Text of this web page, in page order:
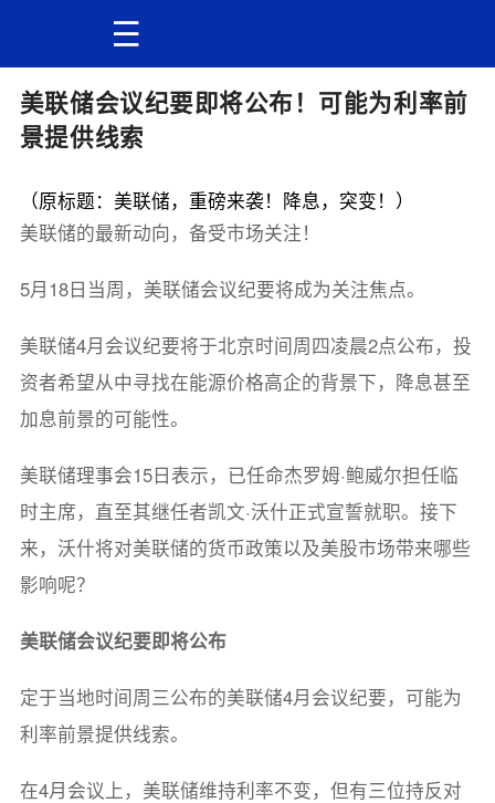
美联储会议纪要即将公布！可能为利率前
景提供线索
（原标题：美联储，重磅来袭！降息，突变！）
美联储的最新动向，备受市场关注！
5月18日当周，美联储会议纪要将成为关注焦点。
美联储4月会议纪要将于北京时间周四凌晨2点公布，投
资者希望从中寻找在能源价格高企的背景下，降息甚至
加息前景的可能性。
美联储理事会15日表示，已任命杰罗姆·鲍威尔担任临
时主席，直至其继任者凯文·沃什正式宣誓就职。接下
来，沃什将对美联储的货币政策以及美股市场带来哪些
影响呢？
美联储会议纪要即将公布
定于当地时间周三公布的美联储4月会议纪要，可能为
利率前景提供线索。
在4月会议上，美联储维持利率不变，但有三位持反对